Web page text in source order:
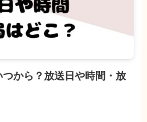
から？放送日や時間・放